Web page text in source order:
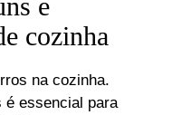
cozinha
na cozinha.
é essencial para